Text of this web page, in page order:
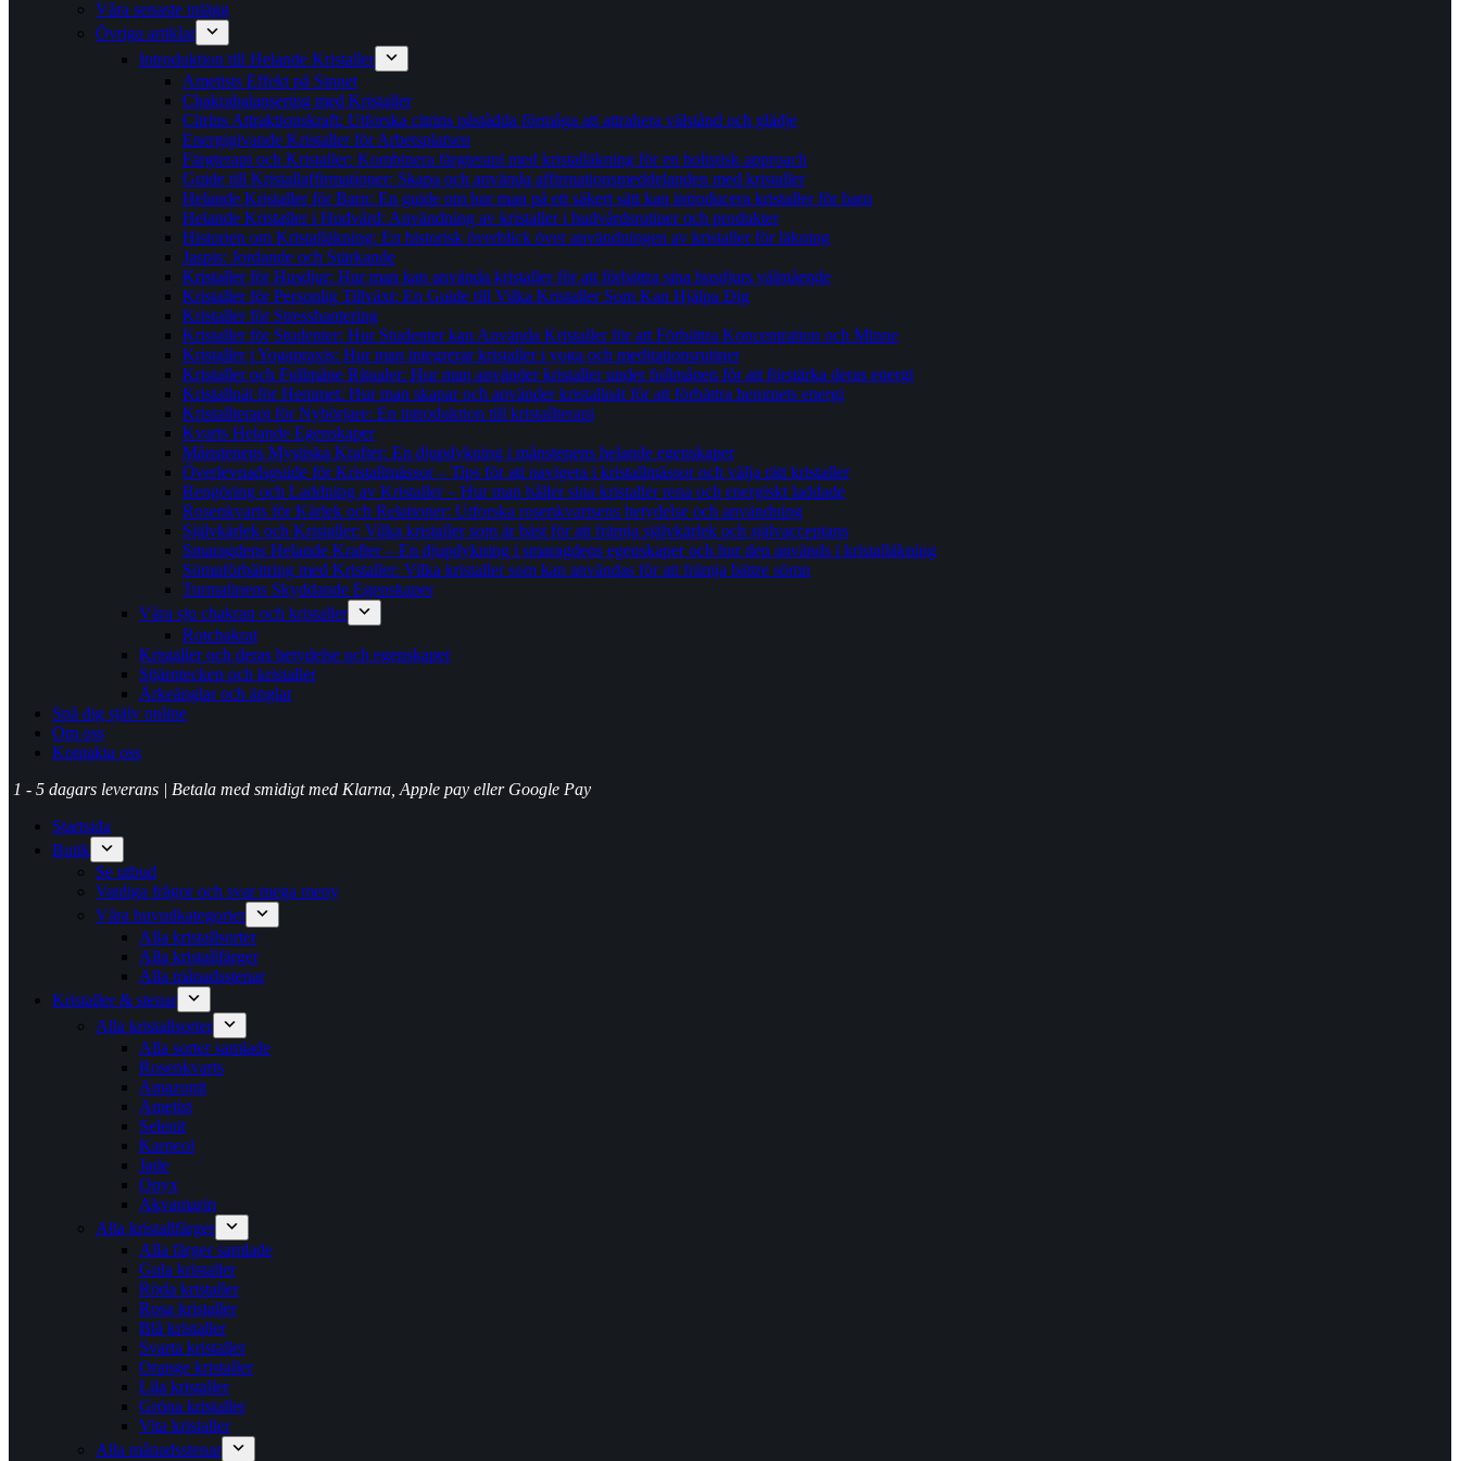
Våra senaste inlägg
Övriga artiklar
Introduktion till Helande Kristaller
Ametists Effekt på Sinnet
Chakrabalansering med Kristaller
Citrins Attraktionskraft: Utforska citrins påstådda förmåga att attrahera välstånd och glädje
Energigivande Kristaller för Arbetsplatsen
Färgterapi och Kristaller: Kombinera färgterapi med kristalläkning för en holistisk approach
Guide till Kristallaffirmationer: Skapa och använda affirmationsmeddelanden med kristaller
Helande Kristaller för Barn: En guide om hur man på ett säkert sätt kan introducera kristaller för barn
Helande Kristaller i Hudvård: Användning av kristaller i hudvårdsrutiner och produkter
Historien om Kristalläkning: En historisk överblick över användningen av kristaller för läkning
Jaspis: Jordande och Stärkande
Kristaller för Husdjur: Hur man kan använda kristaller för att förbättra sina husdjurs välmående
Kristaller för Personlig Tillväxt: En Guide till Vilka Kristaller Som Kan Hjälpa Dig
Kristaller för Stresshantering
Kristaller för Studenter: Hur Studenter kan Använda Kristaller för att Förbättra Koncentration och Minne
Kristaller i Yogapraxis: Hur man integrerar kristaller i yoga och meditationsrutiner
Kristaller och Fullmåne Ritualer: Hur man använder kristaller under fullmånen för att förstärka deras energi
Kristallnät för Hemmet: Hur man skapar och använder kristallnät för att förbättra hemmets energi
Kristallterapi för Nybörjare: En introduktion till kristallterapi
Kvarts Helande Egenskaper
Månstenens Mystiska Krafter: En djupdykning i månstenens helande egenskaper
Överlevnadsguide för Kristallmässor – Tips för att navigera i kristallmässor och välja rätt kristaller
Rengöring och Laddning av Kristaller – Hur man håller sina kristaller rena och energiskt laddade
Rosenkvarts för Kärlek och Relationer: Utforska rosenkvartsens betydelse och användning
Självkärlek och Kristaller: Vilka kristaller som är bäst för att främja självkärlek och självacceptans
Smaragdens Helande Krafter – En djupdykning i smaragdens egenskaper och hur den används i kristalläkning
Sömnförbättring med Kristaller: Vilka kristaller som kan användas för att främja bättre sömn
Turmalinens Skyddande Egenskaper
Våra sju chakran och kristaller
Rotchakrat
Kristaller och deras betydelse och egenskaper
Stjärntecken och kristaller
Ärkeänglar och änglar
Spå dig själv online
Om oss
Kontakta oss
1 - 5 dagars leverans | Betala med smidigt med Klarna, Apple pay eller Google Pay
Startsida
Butik
Se utbud
Vanliga frågor och svar mega meny
Våra huvudkategorier
Alla kristallsorter
Alla kristallfärger
Alla månadsstenar
Kristaller & stenar
Alla kristallsorter
Alla sorter samlade
Rosenkvarts
Amazonit
Ametist
Selenit
Karneol
Jade
Onyx
Akvamarin
Alla kristallfärger
Alla färger samlade
Gula kristaller
Röda kristaller
Rosa kristaller
Blå kristaller
Svarta kristaller
Orange kristaller
Lila kristaller
Gröna kristaller
Vita kristaller
Alla månadsstenar